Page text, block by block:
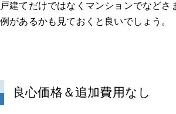
戸建てだけではなくマンションでなどさ
例があるかも見ておくと良いでしょう。
良心価格＆追加費用なし